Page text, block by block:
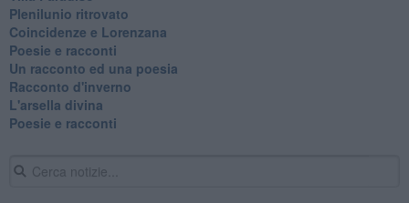
Plenilunio ritrovato
Coincidenze e Lorenzana
Poesie e racconti
Un racconto ed una poesia
Racconto d'inverno
​L'arsella divina
Poesie e racconti